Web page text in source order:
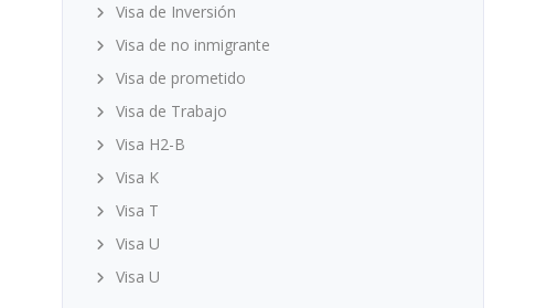
Visa de Inversión
Visa de no inmigrante
Visa de prometido
Visa de Trabajo
Visa H2-B
Visa K
Visa T
Visa U
Visa U